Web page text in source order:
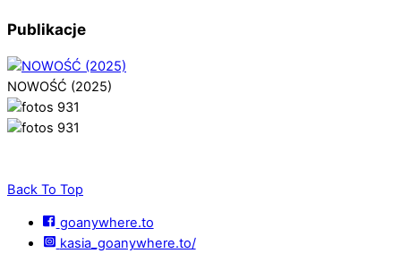
Publikacje
NOWOŚĆ (2025)
Back To Top
goanywhere.to
kasia_goanywhere.to/